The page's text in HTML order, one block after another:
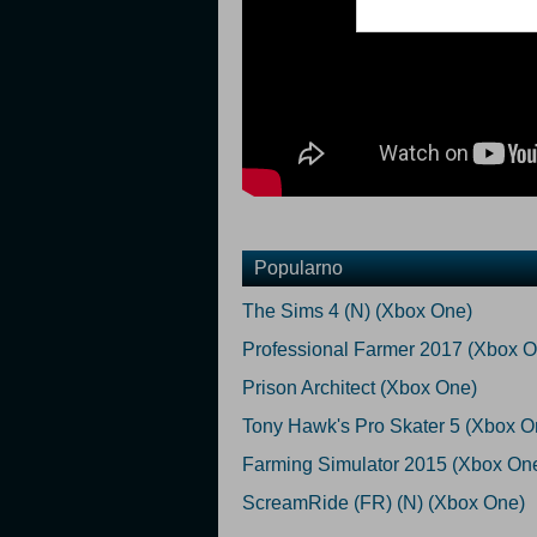
Popularno
The Sims 4 (N) (Xbox One)
Professional Farmer 2017 (Xbox
Prison Architect (Xbox One)
Tony Hawk's Pro Skater 5 (Xbox
Farming Simulator 2015 (Xbox
ScreamRide (FR) (N) (Xbox One)